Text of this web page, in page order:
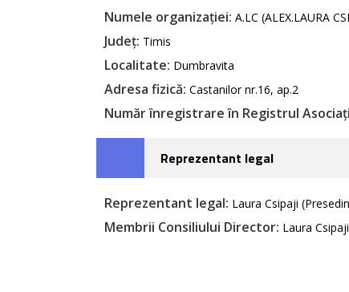
Numele organizației: A.LC (ALEX.LAURA
Județ: Timis
Localitate: Dumbravita
Adresa fizică: Castanilor nr.16, ap.2
Număr înregistrare în Registrul
Reprezentant legal
Reprezentant legal: Laura Csipaji
Membrii Consiliului Director: Laura